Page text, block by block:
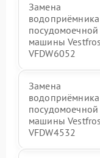
Замена
водоприёмника
посудомоечной
машины
VFDW6052
Замена
водоприёмника
посудомоечной
машины
VFDW4532